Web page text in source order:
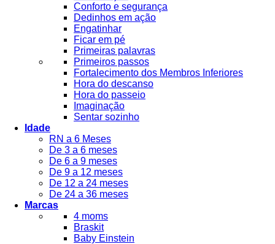
Conforto e segurança
Dedinhos em ação
Engatinhar
Ficar em pé
Primeiras palavras
Primeiros passos
Fortalecimento dos Membros Inferiores
Hora do descanso
Hora do passeio
Imaginação
Sentar sozinho
Idade
RN a 6 Meses
De 3 a 6 meses
De 6 a 9 meses
De 9 a 12 meses
De 12 a 24 meses
De 24 a 36 meses
Marcas
4 moms
Braskit
Baby Einstein